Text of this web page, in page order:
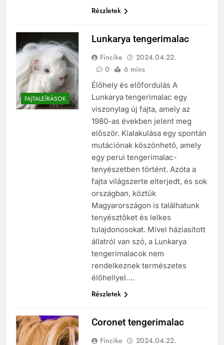
Részletek
FAJTALEÍRÁSOK
Lunkarya tengerimalac
Fincike
2024.04.22.
0
6 mins
Élőhely és előfordulás A
Lunkarya tengerimalac egy
viszonylag új fajta, amely az
1980-as években jelent meg
először. Kialakulása egy spontán
mutációnak köszönhető, amely
egy perui tengerimalac-
tenyészetben történt. Azóta a
fajta világszerte elterjedt, és sok
országban, köztük
Magyarországon is találhatunk
tenyésztőket és lelkes
tulajdonosokat. Mivel háziasított
állatról van szó, a Lunkarya
tengerimalacok nem
rendelkeznek természetes
élőhellyel….
Részletek
Coronet tengerimalac
Fincike
2024.04.22.